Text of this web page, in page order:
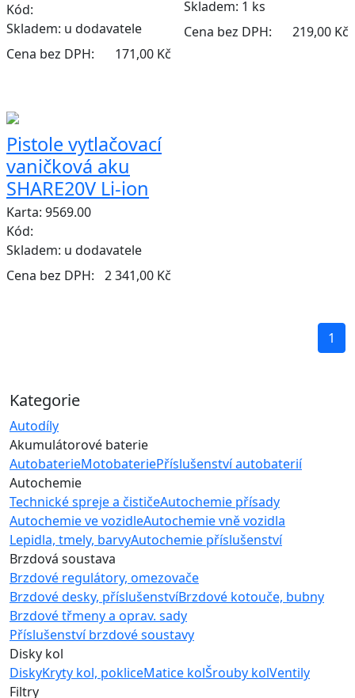
Kategorie
Autodíly
Akumulátorové baterie
AutobaterieMotobateriePříslušenství autobaterií
Autochemie
Technické spreje a čističeAutochemie přísady
Autochemie ve vozidleAutochemie vně vozidla
Lepidla, tmely, barvyAutochemie příslušenství
Brzdová soustava
Brzdové regulátory, omezovače
Brzdové desky, příslušenstvíBrzdové kotouče, bubny
Brzdové třmeny a oprav. sady
Příslušenství brzdové soustavy
Disky kol
DiskyKryty kol, pokliceMatice kolŠrouby kolVentily
Filtry
Kód:
Skladem: u dodavatele
Cena bez DPH:
171,00 Kč
Skladem: 1 ks
Cena bez DPH:
219,00 Kč
Pistole vytlačovací
vaničková aku
SHARE20V Li-ion
Karta: 9569.00
Kód:
Skladem: u dodavatele
Cena bez DPH:
2 341,00 Kč
1